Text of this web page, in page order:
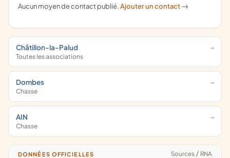
Aucun moyen de contact publié.Ajouter un contact ->
Châtillon-la-Palud
Toutes les associations
Dombes
Chasse
AIN
Chasse
DONNÉES OFFICIELLES Sources / RNA